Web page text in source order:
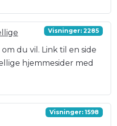
Visninger: 2285
du vil. Link til en side
hjemmesider med
Visninger: 1598